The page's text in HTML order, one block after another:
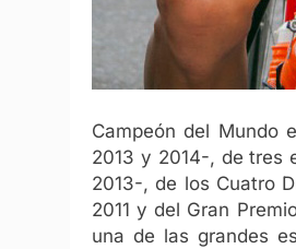
Campeón del Mundo
2013 y 2014-, de tres
2013-, de los Cuatro
2011 y del Gran
una de las grandes